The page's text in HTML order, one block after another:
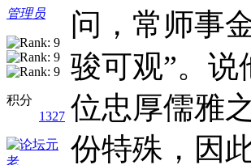
管理员
积分
1327
问，常师事
骏可观”。
位忠厚儒雅
份特殊，因